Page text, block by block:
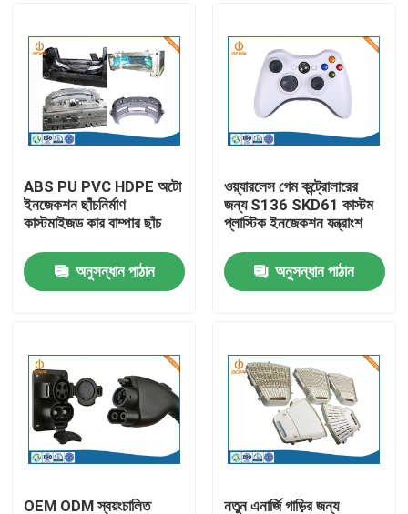
পণ্য
আমাদের সম্পর্কে
মান নিয়ন্ত্রণ
আমাদের সাথে যোগাযোগ করুন
অ্যালুমিনিয়াম ডাই ঢালাই
ইভি খুচরা যন্ত্রাংশ
CNC মেশিনিং যন্ত্রাংশ
ABS PU PVC HDPE অটো
ইনজেকশন ছাঁচনির্মাণ
কাস্টমাইজড কার বাম্পার ছাঁচ
অনুসন্ধান পাঠান
ওয়্যারলেস গেম কন্ট্রোলারের
জন্য S136 SKD61 কাস্টম
প্লাস্টিক ইনজেকশন যন্ত্রাংশ
অনুসন্ধান পাঠান
OEM ODM স্বয়ংচালিত নতুন এনার্জি গাড়ির জন্য